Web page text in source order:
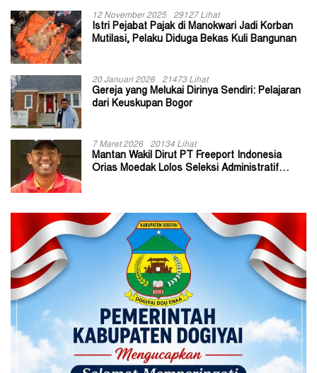
12 November 2025 29127 Lihat
Istri Pejabat Pajak di Manokwari Jadi Korban
Mutilasi, Pelaku Diduga Bekas Kuli Bangunan
20 Januari 2026 21473 Lihat
Gereja yang Melukai Dirinya Sendiri: Pelajaran
dari Keuskupan Bogor
7 Maret 2026 20134 Lihat
Mantan Wakil Dirut PT Freeport Indonesia
Orias Moedak Lolos Seleksi Administratif